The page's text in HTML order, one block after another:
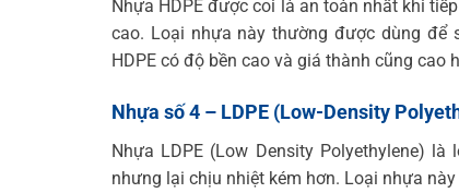
Nhựa HDPE được coi là an toàn nhất khi
cao. Loại nhựa này thường được dùng để
HDPE có độ bền cao và giá thành cũng
Nhựa số 4 – LDPE (Low-Density
Nhựa LDPE (Low Density Polyethylene)
nhưng lại chịu nhiệt kém hơn. Loại nhựa